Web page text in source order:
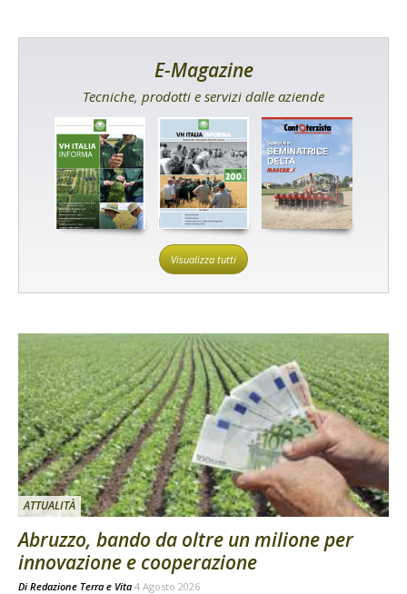
E-Magazine
Tecniche, prodotti e servizi dalle aziende
Visualizza tutti
ATTUALITÀ
Abruzzo, bando da oltre un milione per
innovazione e cooperazione
Di Redazione Terra e Vita 4 Agosto 2026